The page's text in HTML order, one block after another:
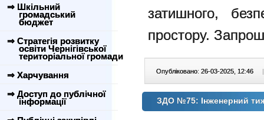
⇒ Шкільний
громадський
бюджет
⇒ Стратегія розвитку
освіти Чернігівської
територіальної громади
⇒ Харчування
⇒ Доступ до публічної
інформації
затишного,
простору.
Опубліковано: 26-03-2025, 12:46 |
ЗДО №75: Інженерний